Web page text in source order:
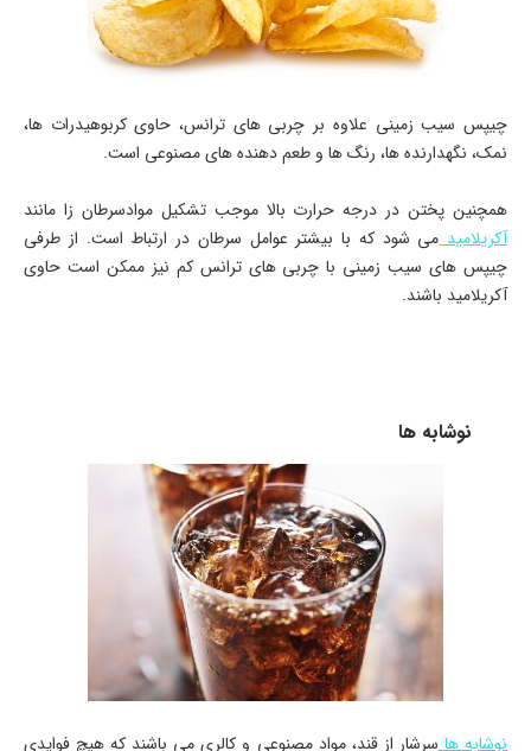
چیپس سیب زمینی علاوه بر چربی های ترانس، حاوی کربوهیدرات ها،
نمک، نگهدارنده ها، رنگ ها و طعم دهنده های مصنوعی است.
همچنین پختن در درجه حرارت بالا موجب تشکیل موادسرطان زا مانند
آکریلامیدمی شود که با بیشتر عوامل سرطان در ارتباط است. از طرفی
چیپس های سیب زمینی با چربی های ترانس کم نیز ممکن است حاوی
آکریلامید باشند.
نوشابه ها
نوشابه هاسرشار از قند، مواد مصنوعی و کالری می باشند که هیچ فوایدی